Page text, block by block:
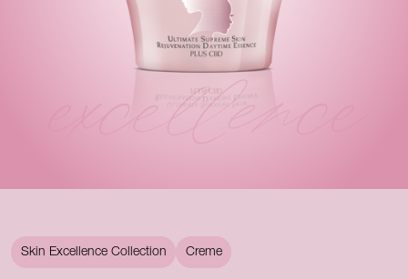
excellence
Skin Excellence Collection Creme